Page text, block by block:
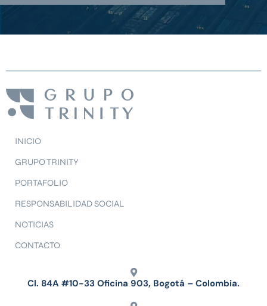
INICIO
GRUPO TRINITY
PORTAFOLIO
RESPONSABILIDAD SOCIAL
NOTICIAS
CONTACTO
Cl. 84A #10-33 Oficina 903, Bogotá – Colombia.